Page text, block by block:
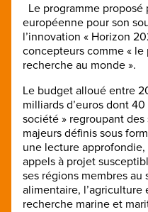
Le programme proposé
européenne pour son
l’innovation « Horizon
concepteurs comme «
recherche au monde ».
Le budget alloué entre
milliards d’euros dont
société » regroupant
majeurs définis sous
une lecture
appels à projet
ses régions membres au
alimentaire,
recherche marine et